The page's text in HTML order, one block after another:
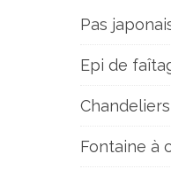
Pas
Epi de
Fontaine à